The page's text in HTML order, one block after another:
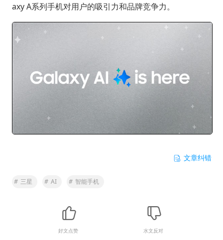
axy A系列手机对用户的吸引力和品牌竞争力。
文章纠错
# 三星 # AI # 智能手机
好文点赞 水文反对